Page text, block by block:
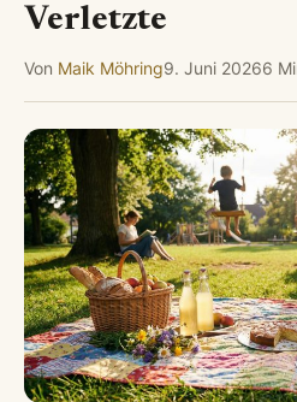
Verletzte
Von Maik Möhring9. Juni 20266